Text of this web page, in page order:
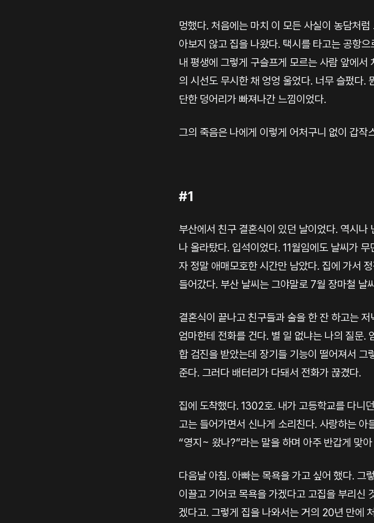
멍했다. 처음에는 마치 이 모든 사실이 농담처
아보지 않고 집을 나왔다. 택시를 타고는 공항
내 평생에 그렇게 구슬프게 모르는 사람 앞에
의 시선도 무시한 채 엉엉 울었다. 너무 슬펐다.
단한 덩어리가 빠져나간 느낌이었다.
그의 죽음은 나에게 이렇게 어처구니 없이 갑작
#1
부산에서 친구 결혼식이 있던 날이었다. 역시
나 올라탔다. 입석이었다. 11월임에도 날씨가
자 정말 애매모호한 시간만 남았다. 집에 가서
들어갔다. 부산 날씨는 그야말로 7월 장마철 날
결혼식이 끝나고 친구들과 술을 한 잔 하고는
엄마한테 전화를 건다. 별 일 없냐는 나의 질문.
합 검진을 받았는데 장기들 기능이 떨어져서
준다. 그러다 배터리가 다돼서 전화가 끊겼다.
집에 도착했다. 1302호. 내가 고등학교를 다니
고는 들어가면서 신나게 소리친다. 사랑하는 아
“영지~ 왔나?”라는 말을 하며 아주 반갑게 맞
다음날 아침. 아빠는 목욕을 가고 싶어 했다. 그
이끌고 기어코 목욕을 가겠다고 고집을 부리신
겠다고. 그렇게 집을 나와서는 거의 20년 만에